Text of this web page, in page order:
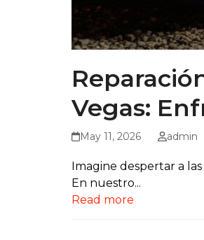
Vegas:
May 11, 2026 admin
Imagine despertar a
En nuestro...
Read more